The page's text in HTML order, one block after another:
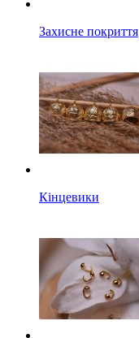
Захисне покриття
Кінцевики